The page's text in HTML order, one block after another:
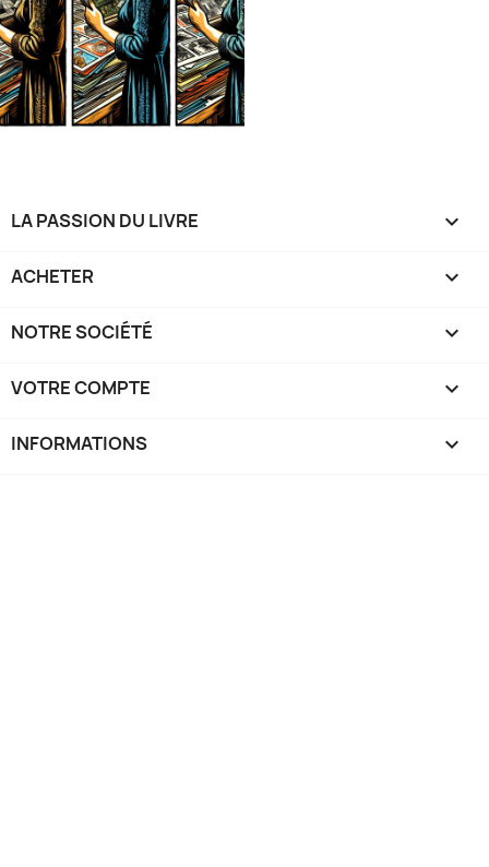
LA PASSION DU LIVRE 
ACHETER 
NOTRE SOCIÉTÉ 
VOTRE COMPTE 
INFORMATIONS keyboard_arrow_down